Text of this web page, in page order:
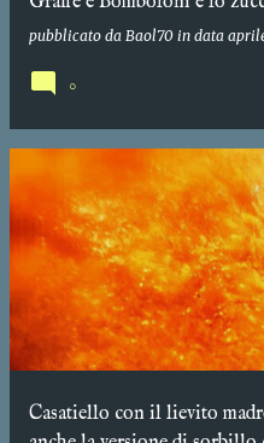
pubblicato da Baol70 in data
0
Casatiello con il lievito